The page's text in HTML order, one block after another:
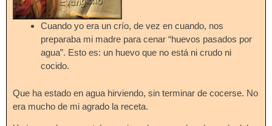
Cuando yo era un crío, de vez en cuando, nos
preparaba mi madre para cenar “huevos pasados por
agua”. Esto es: un huevo que no está ni crudo ni
cocido.
Que ha estado en agua hirviendo, sin terminar de cocerse. No
era mucho de mi agrado la receta.